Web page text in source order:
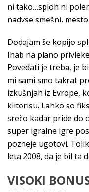
ni tako…sploh ni
nadvse smešni,
Dodajam še kopijo
Ihab na plano
Povedati je treba, je
mi sami smo takrat
izkušnjah iz Evrope,
klitorisu. Lahko so
srečo kadar pride do
super igralne igre
pozneje ugotovi.
leta 2008, da je bil ta
VISOKI